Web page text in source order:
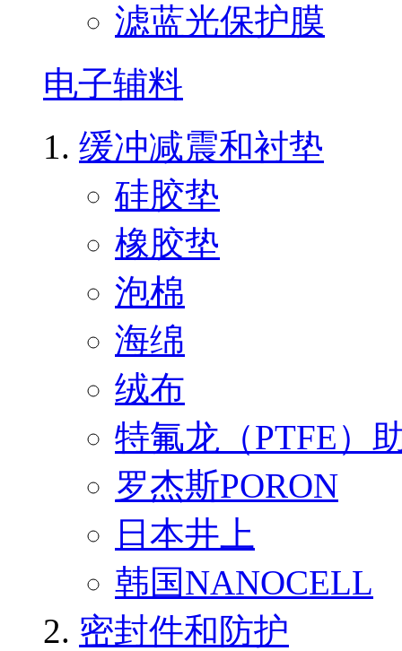
滤蓝光保护膜
电子辅料
缓冲减震和衬垫
硅胶垫
橡胶垫
泡棉
海绵
绒布
特氟龙（PTFE）
罗杰斯PORON
日本井上
韩国NANOCELL
密封件和防护